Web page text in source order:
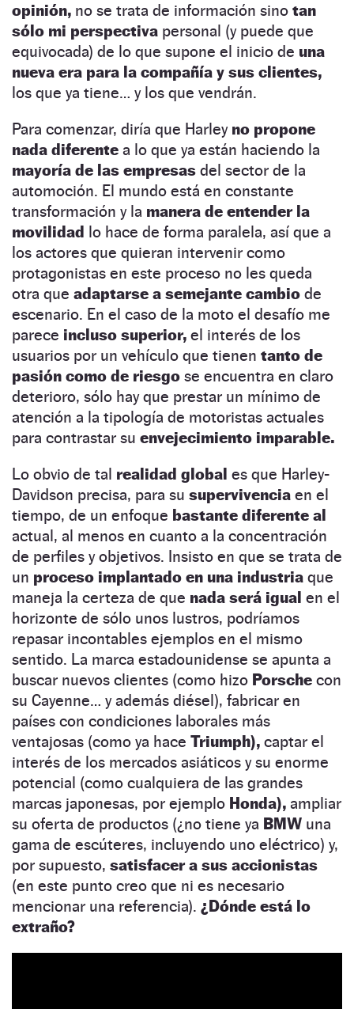
opinión, no se trata de información sino tan
sólo mi perspectiva personal (y puede que
equivocada) de lo que supone el inicio de una
nueva era para la compañía y sus clientes,
los que ya tiene… y los que vendrán.
Para comenzar, diría que Harley no propone
nada diferente a lo que ya están haciendo la
mayoría de las empresas del sector de la
automoción. El mundo está en constante
transformación y la manera de entender la
movilidad lo hace de forma paralela, así que a
los actores que quieran intervenir como
protagonistas en este proceso no les queda
otra que adaptarse a semejante cambio de
escenario. En el caso de la moto el desafío me
parece incluso superior, el interés de los
usuarios por un vehículo que tienen tanto de
pasión como de riesgo se encuentra en claro
deterioro, sólo hay que prestar un mínimo de
atención a la tipología de motoristas actuales
para contrastar su envejecimiento imparable.
Lo obvio de tal realidad global es que Harley-
Davidson precisa, para su supervivencia en el
tiempo, de un enfoque bastante diferente al
actual, al menos en cuanto a la concentración
de perfiles y objetivos. Insisto en que se trata de
un proceso implantado en una industria que
maneja la certeza de que nada será igual en el
horizonte de sólo unos lustros, podríamos
repasar incontables ejemplos en el mismo
sentido. La marca estadounidense se apunta a
buscar nuevos clientes (como hizo Porsche con
su Cayenne… y además diésel), fabricar en
países con condiciones laborales más
ventajosas (como ya hace Triumph), captar el
interés de los mercados asiáticos y su enorme
potencial (como cualquiera de las grandes
marcas japonesas, por ejemplo Honda), ampliar
su oferta de productos (¿no tiene ya BMW una
gama de escúteres, incluyendo uno eléctrico) y,
por supuesto, satisfacer a sus accionistas
(en este punto creo que ni es necesario
mencionar una referencia). ¿Dónde está lo
extraño?